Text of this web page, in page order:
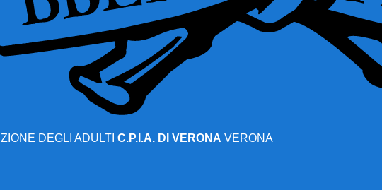
DEGLI ADULTI C.P.I.A. DI VERONA VERONA